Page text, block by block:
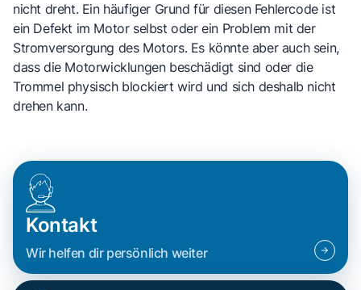
nicht dreht. Ein häufiger Grund für diesen Fehlercode ist
ein Defekt im Motor selbst oder ein Problem mit der
Stromversorgung des Motors. Es könnte aber auch sein,
dass die Motorwicklungen beschädigt sind oder die
Trommel physisch blockiert wird und sich deshalb nicht
drehen kann.
Kontakt
Wir helfen dir persönlich weiter